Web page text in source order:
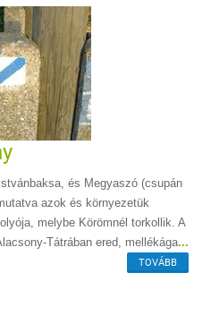
és Megyaszó (csupán
azok és környezetük
melybe Körömnél torkollik. A
Tátrában ered, mellékága...
TOVÁBB